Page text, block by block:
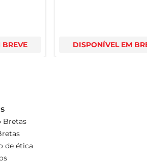
BREVE DISPONÍVEL EM
Bretas
de ética